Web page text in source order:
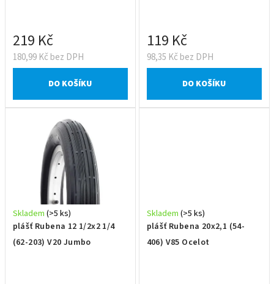
ů180,99 Kč bez DPH
219 Kč
DO KOŠÍKU
98,35 Kč bez DPH
119 Kč
DO KOŠÍKU
plášť Rubena 12 1/2x2 1/4
(62-203) V20 Jumbo
Skladem (>5 ks)
plášť Rubena 20x2,1 (54-
406) V85 Ocelot
Skladem (>5 ks)